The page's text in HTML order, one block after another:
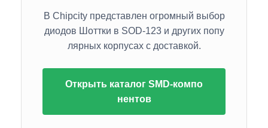
В Chipcity представлен огромный выбор
диодов Шоттки в SOD-123 и других попу
лярных корпусах с доставкой.
Открыть каталог SMD-компо
нентов